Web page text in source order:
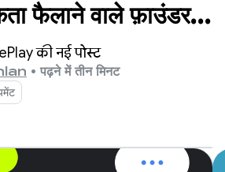
फैलाने वाले फ़ाउंडर से
की नई पोस्ट
• पढ़ने में तीन मिनट